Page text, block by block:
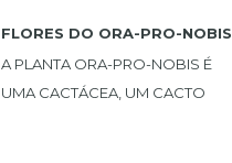
lindas peças. NECESSAIRE BOX
BOL...
FLORES DO ORA-PRO-NOBIS
A PLANTA ORA-PRO-NOBIS É
UMA CACTÁCEA, UM CACTO